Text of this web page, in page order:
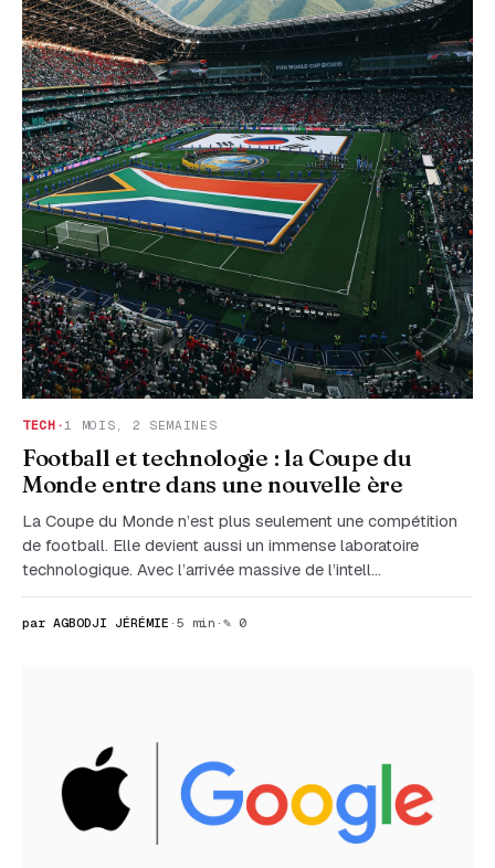
TECH ·1 MOIS, 2 SEMAINES
Football et technologie : la Coupe du
Monde entre dans une nouvelle ère
La Coupe du Monde n’est plus seulement une compétition
de football. Elle devient aussi un immense laboratoire
technologique. Avec l’arrivée massive de l’intell…
par AGBODJI JÉRÉMIE · 5 min · ✎ 0